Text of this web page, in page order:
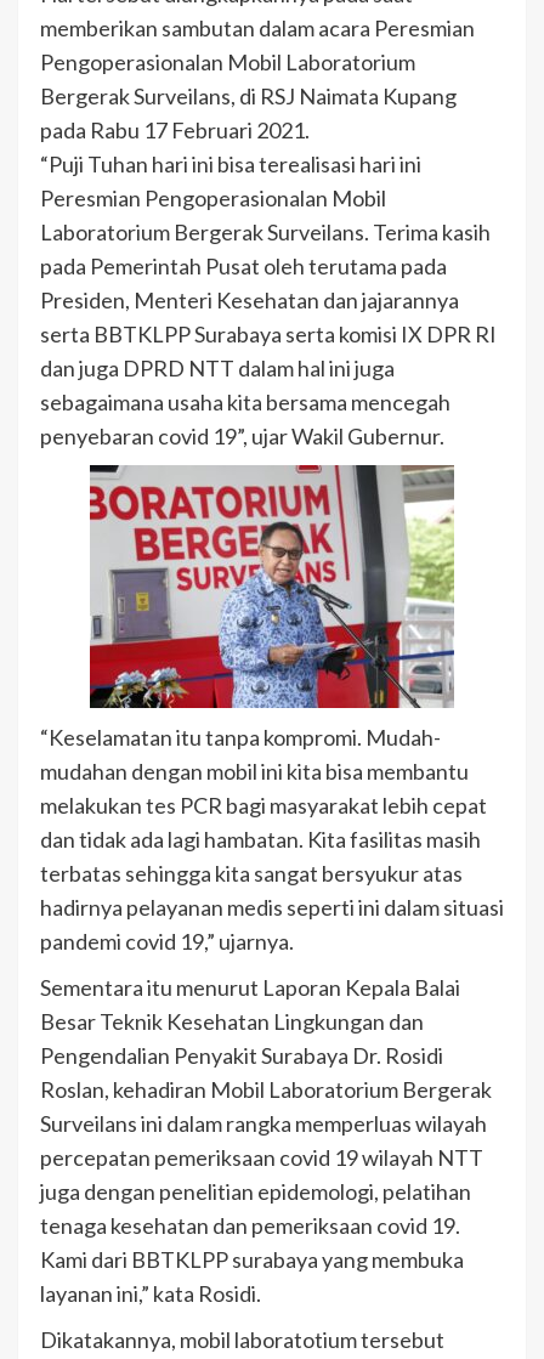
memberikan sambutan dalam acara Peresmian
Pengoperasionalan Mobil Laboratorium
Bergerak Surveilans, di RSJ Naimata Kupang
pada Rabu 17 Februari 2021.
“Puji Tuhan hari ini bisa terealisasi hari ini
Peresmian Pengoperasionalan Mobil
Laboratorium Bergerak Surveilans. Terima kasih
pada Pemerintah Pusat oleh terutama pada
Presiden, Menteri Kesehatan dan jajarannya
serta BBTKLPP Surabaya serta komisi IX DPR RI
dan juga DPRD NTT dalam hal ini juga
sebagaimana usaha kita bersama mencegah
penyebaran covid 19”, ujar Wakil Gubernur.
“Keselamatan itu tanpa kompromi. Mudah-
mudahan dengan mobil ini kita bisa membantu
melakukan tes PCR bagi masyarakat lebih cepat
dan tidak ada lagi hambatan. Kita fasilitas masih
terbatas sehingga kita sangat bersyukur atas
hadirnya pelayanan medis seperti ini dalam situasi
pandemi covid 19,” ujarnya.
Sementara itu menurut Laporan Kepala Balai
Besar Teknik Kesehatan Lingkungan dan
Pengendalian Penyakit Surabaya Dr. Rosidi
Roslan, kehadiran Mobil Laboratorium Bergerak
Surveilans ini dalam rangka memperluas wilayah
percepatan pemeriksaan covid 19 wilayah NTT
juga dengan penelitian epidemologi, pelatihan
tenaga kesehatan dan pemeriksaan covid 19.
Kami dari BBTKLPP surabaya yang membuka
layanan ini,” kata Rosidi.
Dikatakannya, mobil laboratotium tersebut